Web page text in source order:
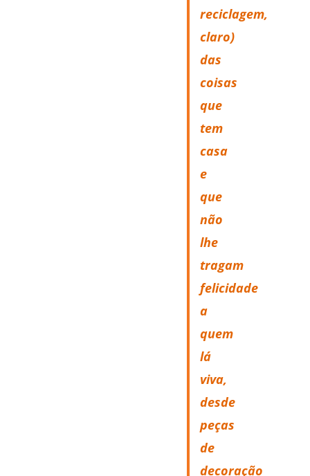
reciclagem,
claro)
das
coisas
que
tem
casa
e
que
não
lhe
tragam
felicidade
a
quem
lá
viva,
desde
peças
de
decoração